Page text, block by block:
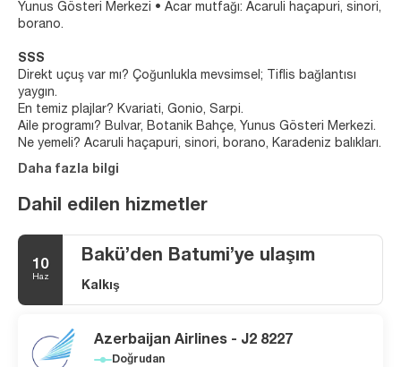
Yunus Gösteri Merkezi • Acar mutfağı: Acaruli haçapuri, sinori,
borano.
SSS
Direkt uçuş var mı? Çoğunlukla mevsimsel; Tiflis bağlantısı
yaygın.
En temiz plajlar? Kvariati, Gonio, Sarpi.
Aile programı? Bulvar, Botanik Bahçe, Yunus Gösteri Merkezi.
Ne yemeli? Acaruli haçapuri, sinori, borano, Karadeniz balıkları.
Daha fazla bilgi
Dahil edilen hizmetler
10
Haz
Bakü’den Batumi’ye ulaşım
Kalkış
Azerbaijan Airlines - J2 8227
Doğrudan